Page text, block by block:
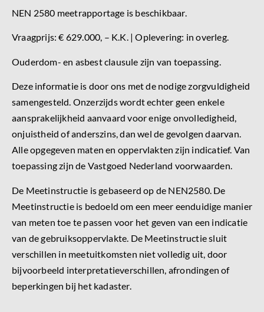
NEN 2580 meetrapportage is beschikbaar.
Vraagprijs: € 629.000, – K.K. | Oplevering: in overleg.
Ouderdom- en asbest clausule zijn van toepassing.
Deze informatie is door ons met de nodige zorgvuldigheid
samengesteld. Onzerzijds wordt echter geen enkele
aansprakelijkheid aanvaard voor enige onvolledigheid,
onjuistheid of anderszins, dan wel de gevolgen daarvan.
Alle opgegeven maten en oppervlakten zijn indicatief. Van
toepassing zijn de Vastgoed Nederland voorwaarden.
De Meetinstructie is gebaseerd op de NEN2580. De
Meetinstructie is bedoeld om een meer eenduidige manier
van meten toe te passen voor het geven van een indicatie
van de gebruiksoppervlakte. De Meetinstructie sluit
verschillen in meetuitkomsten niet volledig uit, door
bijvoorbeeld interpretatieverschillen, afrondingen of
beperkingen bij het kadaster.